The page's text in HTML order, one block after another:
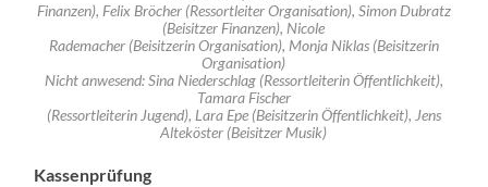
Finanzen), Felix Bröcher (Ressortleiter Organisation), Simon Dubratz
(Beisitzer Finanzen), Nicole
Rademacher (Beisitzerin Organisation), Monja Niklas (Beisitzerin
Organisation)
Nicht anwesend: Sina Niederschlag (Ressortleiterin Öffentlichkeit),
Tamara Fischer
(Ressortleiterin Jugend), Lara Epe (Beisitzerin Öffentlichkeit), Jens
Alteköster (Beisitzer Musik)
Kassenprüfung